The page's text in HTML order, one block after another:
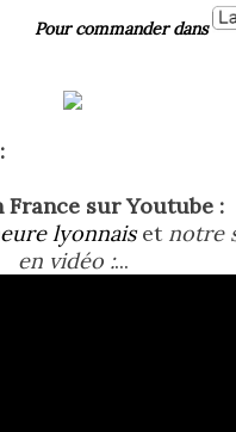
Pour commander dans
France sur Youtube :
lyonnais et notre
en vidéo :...